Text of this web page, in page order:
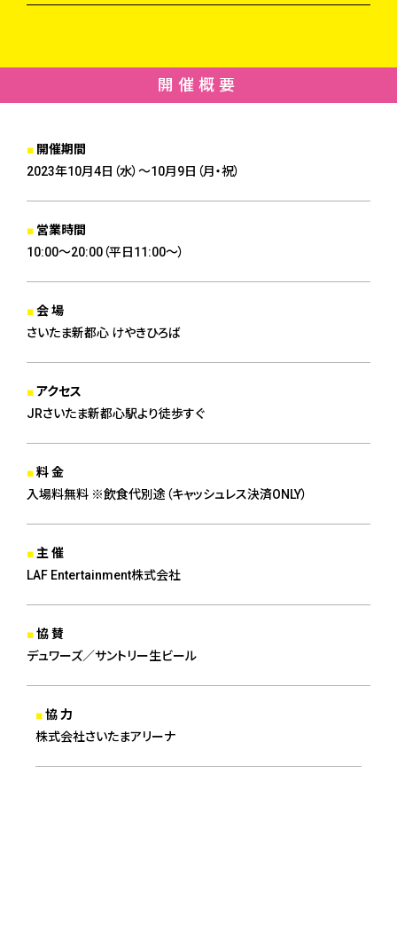
開催概要
開催期間
2023年10月4日（水）〜10月9日（月・祝）
営業時間
10:00〜20:00（平日11:00〜）
会 場
さいたま新都心 けやきひろば
アクセス
JRさいたま新都心駅より徒歩すぐ
料 金
入場料無料 ※飲食代別途（キャッシュレス決済ONLY）
主 催
LAF Entertainment株式会社
協 賛
デュワーズ／サントリー生ビール
協 力
株式会社さいたまアリーナ